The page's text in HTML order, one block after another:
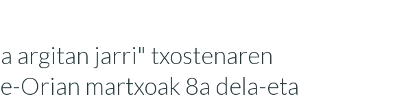
argitan jarri" txostenaren
Orian martxoak 8a dela-eta